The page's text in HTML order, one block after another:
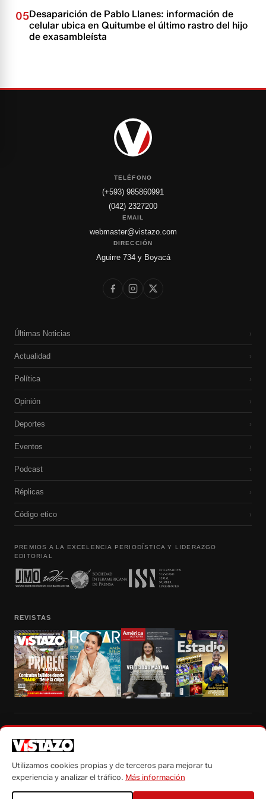
05Desaparición de Pablo Llanes: información de
celular ubica en Quitumbe el último rastro del hijo
de exasambleísta
TELÉFONO
(+593) 985860991
(042) 2327200
EMAIL
webmaster@vistazo.com
DIRECCIÓN
Aguirre 734 y Boyacá
Últimas Noticias ›
Actualidad ›
Política ›
Opinión ›
Deportes ›
Eventos ›
Podcast ›
Réplicas ›
Código etico ›
PREMIOS A LA EXCELENCIA PERIODÍSTICA Y LIDERAZGO
EDITORIAL
REVISTAS
autorización escrita de su titular, de todos los contenidos de Vistazo.com.
Utilizamos cookies propias y de terceros para mejorar tu
experiencia y analizar el tráfico. Más información